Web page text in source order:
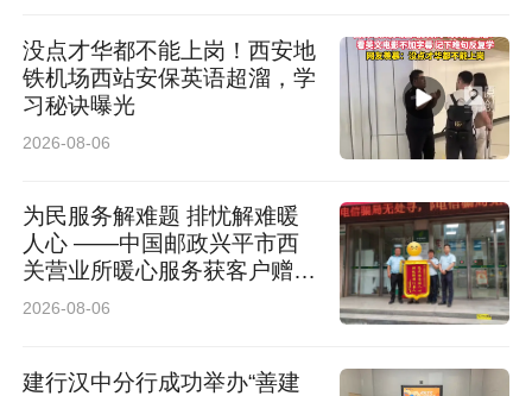
没点才华都不能上岗！西安地
铁机场西站安保英语超溜，学
习秘诀曝光
2026-08-06
为民服务解难题 排忧解难暖
人心 ——中国邮政兴平市西
关营业所暖心服务获客户赠送
锦旗
2026-08-06
建行汉中分行成功举办“善建